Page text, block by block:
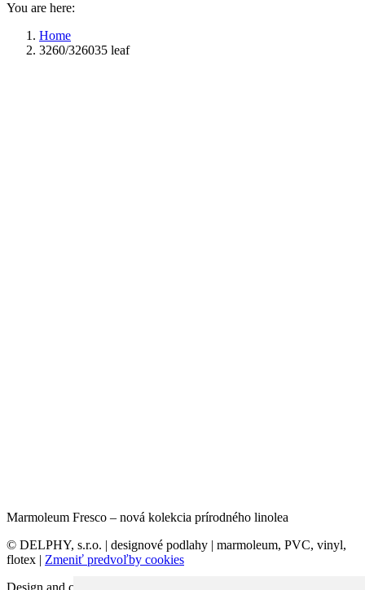
You are here:
Home
3260/326035 leaf
Marmoleum Fresco – nová kolekcia prírodného linolea
© DELPHY, s.r.o. | designové podlahy | marmoleum, PVC, vinyl,
flotex | Zmeniť predvoľby cookies
Design and code VICTORY-media.sk | Webhosting